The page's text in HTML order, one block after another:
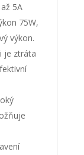
5A
75W,
výkon.
je ztráta